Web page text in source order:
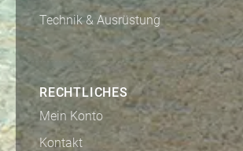
Technik & Ausrüstung
RECHTLICHES
Mein Konto
Kontakt